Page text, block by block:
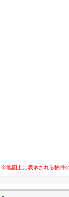
※地図上に表示される物件